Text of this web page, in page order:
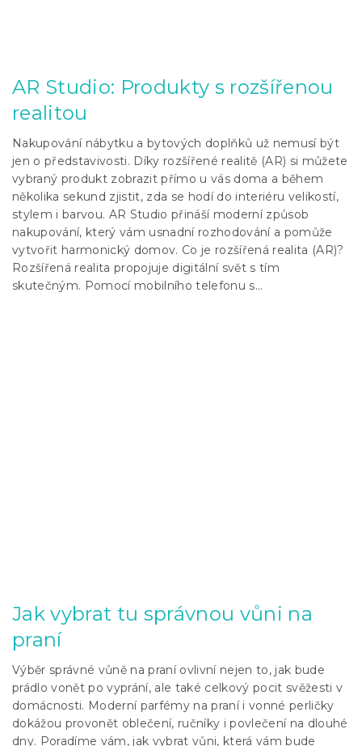
AR Studio: Produkty s rozšířenou
realitou
Nakupování nábytku a bytových doplňků už nemusí být
jen o představivosti. Díky rozšířené realitě (AR) si můžete
vybraný produkt zobrazit přímo u vás doma a během
několika sekund zjistit, zda se hodí do interiéru velikostí,
stylem i barvou. AR Studio přináší moderní způsob
nakupování, který vám usnadní rozhodování a pomůže
vytvořit harmonický domov. Co je rozšířená realita (AR)?
Rozšířená realita propojuje digitální svět s tím
skutečným. Pomocí mobilního telefonu s...
Jak vybrat tu správnou vůni na
praní
Výběr správné vůně na praní ovlivní nejen to, jak bude
prádlo vonět po vyprání, ale také celkový pocit svěžesti v
domácnosti. Moderní parfémy na praní i vonné perličky
dokážou provonět oblečení, ručníky i povlečení na dlouhé
dny. Poradíme vám, jak vybrat vůni, která vám bude